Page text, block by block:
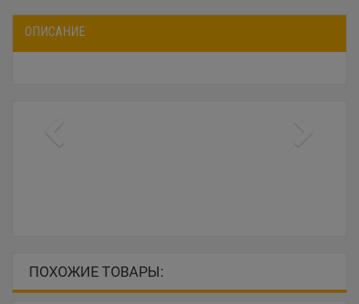
ОПИСАНИЕ
ПОХОЖИЕ ТОВАРЫ: